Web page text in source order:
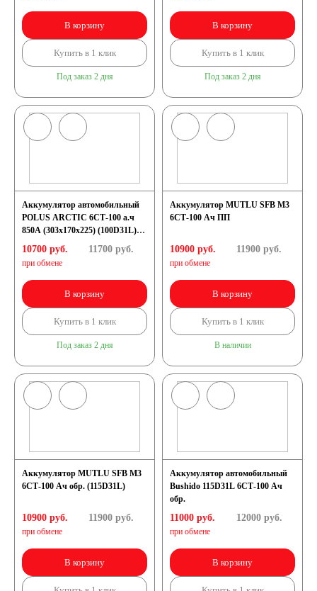
В корзину
Купить в 1 клик
Под заказ 2 дня
В корзину
Купить в 1 клик
Под заказ 2 дня
Аккумулятор автомобильный
POLUS ARCTIC 6СТ-100 а.ч
850А (303x170x225) (100D31L)
D31L
10700 руб.
при обмене
11700руб.
В корзину
Купить в 1 клик
Под заказ 2 дня
Аккумулятор MUTLU SFB M3
6СТ-100 Ач ПП
10900 руб.
при обмене
11900руб.
В корзину
Купить в 1 клик
В наличии
Аккумулятор MUTLU SFB M3
6СТ-100 Ач обр. (115D31L)
10900 руб.
при обмене
11900руб.
В корзину
Аккумулятор автомобильный
Bushido 115D31L 6СТ-100 Ач
обр.
11000 руб.
при обмене
12000руб.
В корзину